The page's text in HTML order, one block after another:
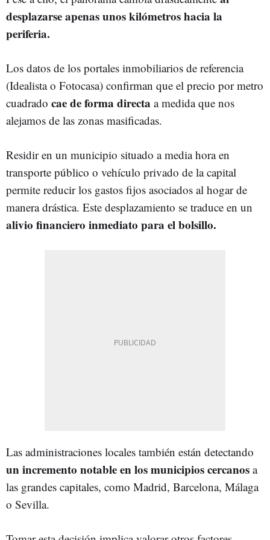
desplazarse apenas unos kilómetros hacia la
periferia.
Los datos de los portales inmobiliarios de referencia
(Idealista o Fotocasa) confirman que el precio por metro
cuadrado cae de forma directa a medida que nos
alejamos de las zonas masificadas.
Residir en un municipio situado a media hora en
transporte público o vehículo privado de la capital
permite reducir los gastos fijos asociados al hogar de
manera drástica. Este desplazamiento se traduce en un
alivio financiero inmediato para el bolsillo.
Las administraciones locales también están detectando
un incremento notable en los municipios cercanos a
las grandes capitales, como Madrid, Barcelona, Málaga
o Sevilla.